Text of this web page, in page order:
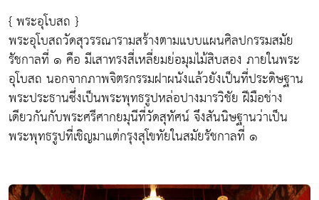
{ พระอุโบสถ }
พระอุโบสถวัดสุวรรณารามสร้างตามแบบแผนศิลปกรรมสมัย
รัชกาลที่ ๑ คือ มีเสาทรงสี่เหลี่ยมย่อมุมไม้สิบสอง ภายในพระ
อุโบสถ นอกจากภาพจิตรกรรมฝาผนังแล้วยังเป็นที่ประดิษฐาน
พระประธานซึ่งเป็นพระพุทธรูปหล่อปางมารวิชัย ฝีมือช่าง
เดียวกันกับพระศรีศากยมุนีที่วัดสุทัศน์ จึงสันนิษฐานว่าเป็น
พระพุทธรูปที่เชิญมาแต่กรุงสุโขทัยในสมัยรัชกาลที่ ๑